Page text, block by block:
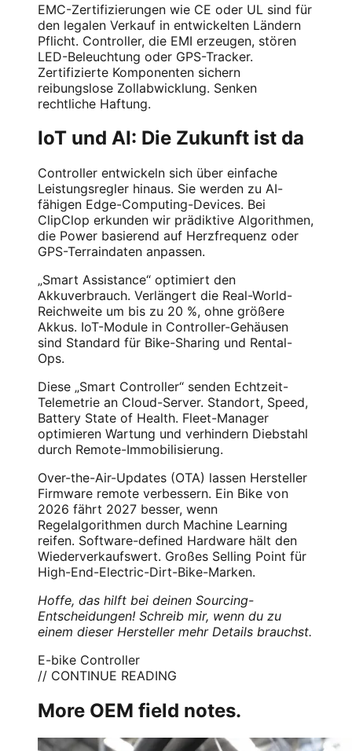
EMC-Zertifizierungen wie CE oder UL sind für
den legalen Verkauf in entwickelten Ländern
Pflicht. Controller, die EMI erzeugen, stören
LED-Beleuchtung oder GPS-Tracker.
Zertifizierte Komponenten sichern
reibungslose Zollabwicklung. Senken
rechtliche Haftung.
IoT und AI: Die Zukunft ist da
Controller entwickeln sich über einfache
Leistungsregler hinaus. Sie werden zu AI-
fähigen Edge-Computing-Devices. Bei
ClipClop erkunden wir prädiktive Algorithmen,
die Power basierend auf Herzfrequenz oder
GPS-Terraindaten anpassen.
„Smart Assistance“ optimiert den
Akkuverbrauch. Verlängert die Real-World-
Reichweite um bis zu 20 %, ohne größere
Akkus. IoT-Module in Controller-Gehäusen
sind Standard für Bike-Sharing und Rental-
Ops.
Diese „Smart Controller“ senden Echtzeit-
Telemetrie an Cloud-Server. Standort, Speed,
Battery State of Health. Fleet-Manager
optimieren Wartung und verhindern Diebstahl
durch Remote-Immobilisierung.
Over-the-Air-Updates (OTA) lassen Hersteller
Firmware remote verbessern. Ein Bike von
2026 fährt 2027 besser, wenn
Regelalgorithmen durch Machine Learning
reifen. Software-defined Hardware hält den
Wiederverkaufswert. Großes Selling Point für
High-End-Electric-Dirt-Bike-Marken.
Hoffe, das hilft bei deinen Sourcing-
Entscheidungen! Schreib mir, wenn du zu
einem dieser Hersteller mehr Details brauchst.
E-bike Controller
// CONTINUE READING
More OEM field notes.